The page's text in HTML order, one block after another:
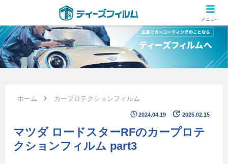
広島のカーコーティング専門店 ティーズフィルムの施工ブログ
ホーム カープロテクションフィルム
2024.04.19 2025.02.15
マツダ ロードスターRFのカープロテ
クションフィルム part3
メニュー